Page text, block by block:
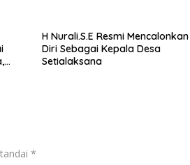
H Nurali.S.E Resmi Mencalonkan
Diri Sebagai Kepala Desa
Setialaksana
*